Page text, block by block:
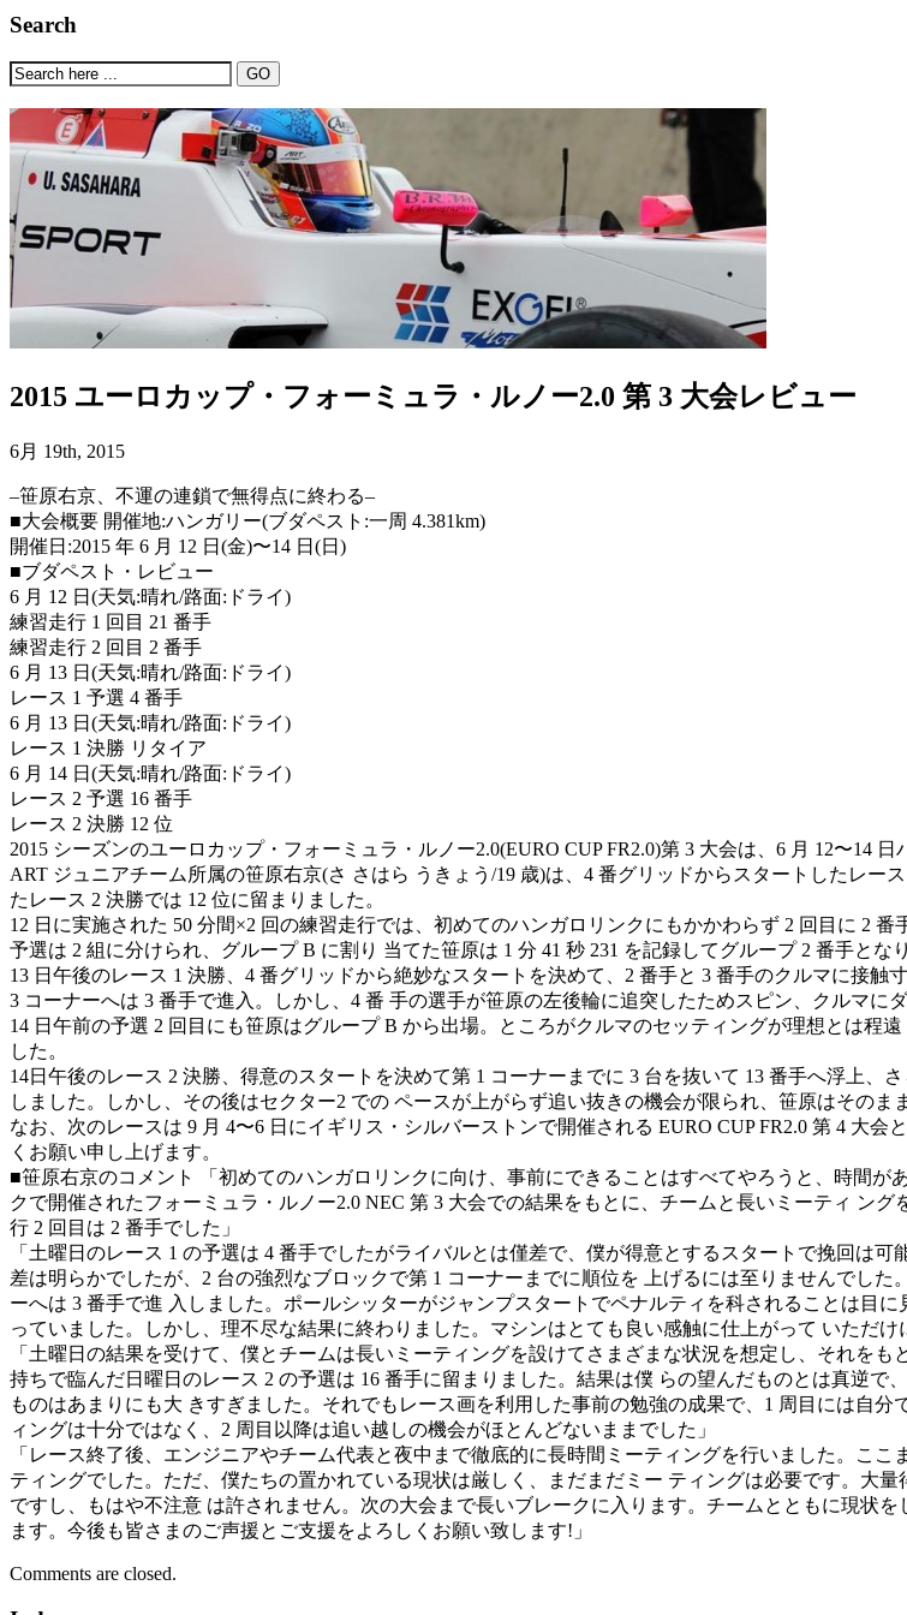
Search
2015 ユーロカップ・フォーミュラ・ルノー2.0 第 3 大会レビュー
6月 19th, 2015
–笹原右京、不運の連鎖で無得点に終わる–
■大会概要 開催地:ハンガリー(ブダペスト:一周 4.381km)
開催日:2015 年 6 月 12 日(金)〜14 日(日)
■ブダペスト・レビュー
6 月 12 日(天気:晴れ/路面:ドライ)
練習走行 1 回目 21 番手
練習走行 2 回目 2 番手
6 月 13 日(天気:晴れ/路面:ドライ)
レース 1 予選 4 番手
6 月 13 日(天気:晴れ/路面:ドライ)
レース 1 決勝 リタイア
6 月 14 日(天気:晴れ/路面:ドライ)
レース 2 予選 16 番手
レース 2 決勝 12 位
2015 シーズンのユーロカップ・フォーミュラ・ルノー2.0(EURO CUP FR2.0)第 3 大会は、6 月 12〜14
ART ジュニアチーム所属の笹原右京(さ さはら うきょう/19 歳)は、4 番グリッドからスタートしたレー
たレース 2 決勝では 12 位に留まりました。
12 日に実施された 50 分間×2 回の練習走行では、初めてのハンガロリンクにもかかわらず 2 回目に 2
予選は 2 組に分けられ、グループ B に割り 当てた笹原は 1 分 41 秒 231 を記録してグループ 2 番手とな
13 日午後のレース 1 決勝、4 番グリッドから絶妙なスタートを決めて、2 番手と 3 番手のクルマに接
3 コーナーへは 3 番手で進入。しかし、4 番 手の選手が笹原の左後輪に追突したためスピン、クルマに
14 日午前の予選 2 回目にも笹原はグループ B から出場。ところがクルマのセッティングが理想とは程
した。
14日午後のレース 2 決勝、得意のスタートを決めて第 1 コーナーまでに 3 台を抜いて 13 番手へ浮上、
しました。しかし、その後はセクター2 での ペースが上がらず追い抜きの機会が限られ、笹原はそのま
なお、次のレースは 9 月 4〜6 日にイギリス・シルバーストンで開催される EURO CUP FR2.0 第 4 大
くお願い申し上げます。
■笹原右京のコメント 「初めてのハンガロリンクに向け、事前にできることはすべてやろうと、時間
クで開催されたフォーミュラ・ルノー2.0 NEC 第 3 大会での結果をもとに、チームと⻑いミーティ ン
行 2 回目は 2 番手でした」
「土曜日のレース 1 の予選は 4 番手でしたがライバルとは僅差で、僕が得意とするスタートで挽回は
差は明らかでしたが、2 台の強烈なブロックで第 1 コーナーまでに順位を 上げるには至りませんでし
ーへは 3 番手で進 入しました。ポールシッターがジャンプスタートでペナルティを科されることは目
っていました。しかし、理不尽な結果に終わりました。マシンはとても良い感触に仕上がって いただ
「土曜日の結果を受けて、僕とチームは⻑いミーティングを設けてさまざまな状況を想定し、それを
持ちで臨んだ日曜日のレース 2 の予選は 16 番手に留まりました。結果は僕 らの望んだものとは真逆
ものはあまりにも大 きすぎました。それでもレース画を利用した事前の勉強の成果で、1 周目には自
ィングは十分ではなく、2 周目以降は追い越しの機会がほとんどないままでした」
「レース終了後、エンジニアやチーム代表と夜中まで徹底的に⻑時間ミーティングを行いました。こ
ティングでした。ただ、僕たちの置かれている現状は厳しく、まだまだミー ティングは必要です。大
ですし、もはや不注意 は許されません。次の大会まで⻑いブレークに入ります。チームとともに現状
ます。今後も皆さまのご声援とご支援をよろしくお願い致します!」
Comments are closed.